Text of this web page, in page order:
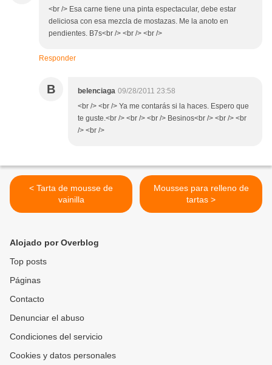
<br /> Esa carne tiene una pinta espectacular, debe estar
deliciosa con esa mezcla de mostazas. Me la anoto en
pendientes. B7s<br /> <br /> <br />
Responder
B belenciaga 09/28/2011 23:58
<br /> <br /> Ya me contarás si la haces. Espero que
te guste.<br /> <br /> <br /> Besinos<br /> <br /> <br
/> <br />
< Tarta de mousse de
vainilla
Mousses para relleno de
tartas >
Alojado por Overblog
Top posts
Páginas
Contacto
Denunciar el abuso
Condiciones del servicio
Cookies y datos personales